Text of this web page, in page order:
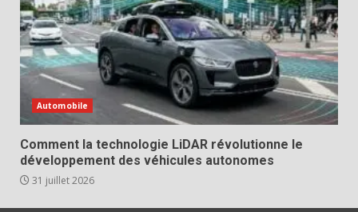
Automobile
Comment la technologie LiDAR révolutionne le
développement des véhicules autonomes
31 juillet 2026